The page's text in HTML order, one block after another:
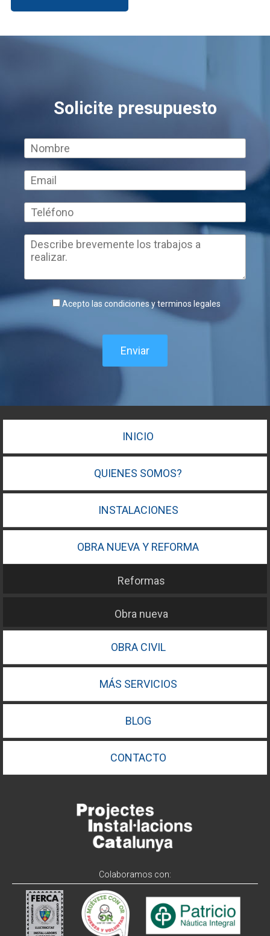
Solicite presupuesto
Acepto las condiciones y terminos legales
Enviar
INICIO
QUIENES SOMOS?
INSTALACIONES
OBRA NUEVA Y REFORMA
Reformas
Obra nueva
OBRA CIVIL
MÁS SERVICIOS
BLOG
CONTACTO
Colaboramos con: